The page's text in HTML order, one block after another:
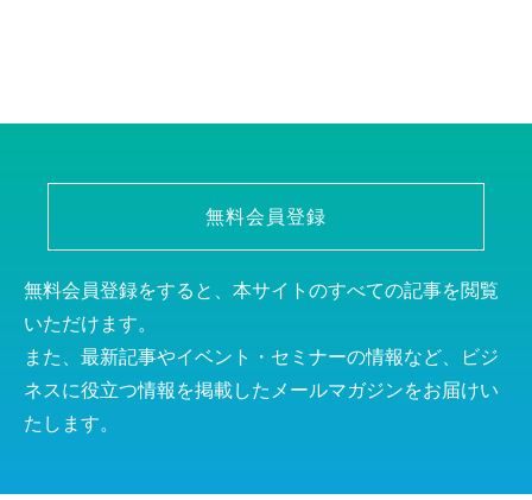
無料会員登録
無料会員登録をすると、本サイトのすべての記事を閲覧
いただけます。
また、最新記事やイベント・セミナーの情報など、ビジ
ネスに役立つ情報を掲載したメールマガジンをお届けい
たします。